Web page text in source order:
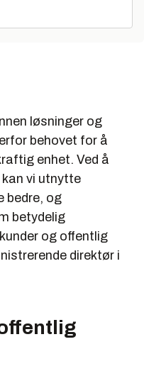
løsninger og
behovet for å
enhet. Ved å
vi utnytte
bedre, og
betydelig
og offentlig
direktør i